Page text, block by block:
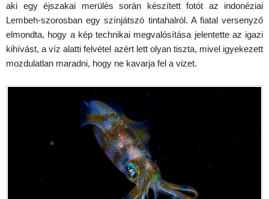
aki egy éjszakai merülés során készített fotót az indonéziai
Lembeh-szorosban egy színjátszó tintahalról. A fiatal versenyző
elmondta, hogy a kép technikai megvalósítása jelentette az igazi
kihívást, a víz alatti felvétel azért lett olyan tiszta, mivel igyekezett
mozdulatlan maradni, hogy ne kavarja fel a vizet.